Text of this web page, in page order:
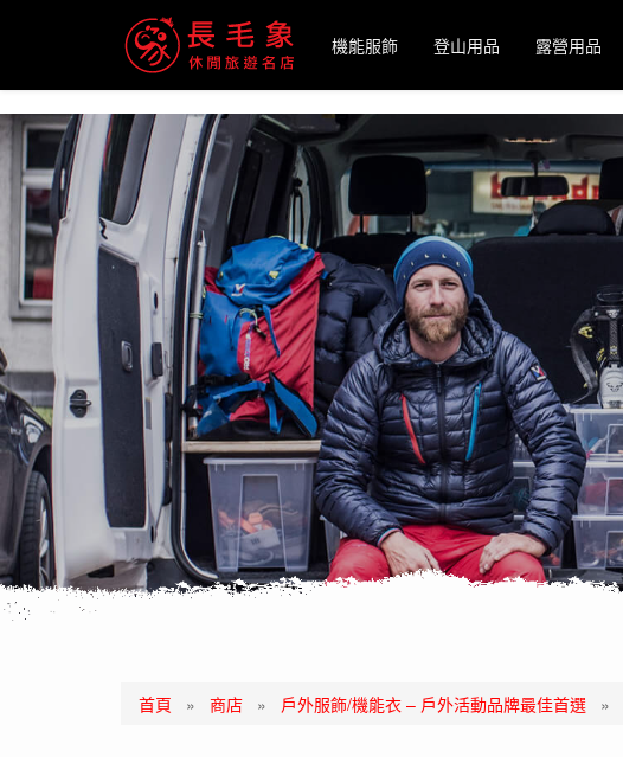
機能服飾
登山用品 露營用品
首頁 » 商店 » 戶外服飾/機能衣 – 戶外活動品牌最佳首選 »